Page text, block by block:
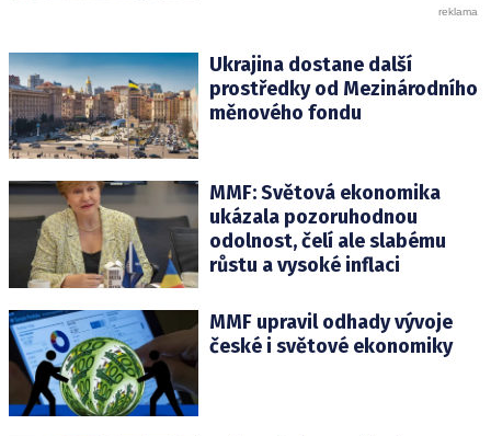
Ukrajina dostane další
prostředky od Mezinárodního
měnového fondu
MMF: Světová ekonomika
ukázala pozoruhodnou
odolnost, čelí ale slabému
růstu a vysoké inflaci
MMF upravil odhady vývoje
české i světové ekonomiky